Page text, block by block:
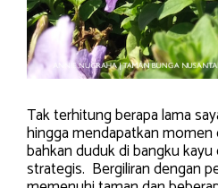
Tak terhitung berapa lama
hingga mendapatkan
bahkan duduk di bangku
strategis. Bergiliran dengan